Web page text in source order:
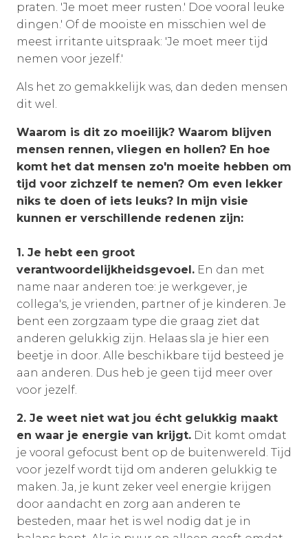
praten. 'Je moet meer rusten.' Doe vooral leuke
dingen.' Of de mooiste en misschien wel de
meest irritante uitspraak: 'Je moet meer tijd
nemen voor jezelf.'
Als het zo gemakkelijk was, dan deden mensen
dit wel.
Waarom is dit zo moeilijk? Waarom blijven
mensen rennen, vliegen en hollen? En hoe
komt het dat mensen zo'n moeite hebben om
tijd voor zichzelf te nemen? Om even lekker
niks te doen of iets leuks? In mijn visie
kunnen er verschillende redenen zijn:
1. Je hebt een groot
verantwoordelijkheidsgevoel. En dan met
name naar anderen toe: je werkgever, je
collega's, je vrienden, partner of je kinderen. Je
bent een zorgzaam type die graag ziet dat
anderen gelukkig zijn. Helaas sla je hier een
beetje in door. Alle beschikbare tijd besteed je
aan anderen. Dus heb je geen tijd meer over
voor jezelf.
2. Je weet niet wat jou écht gelukkig maakt
en waar je energie van krijgt. Dit komt omdat
je vooral gefocust bent op de buitenwereld. Tijd
voor jezelf wordt tijd om anderen gelukkig te
maken. Ja, je kunt zeker veel energie krijgen
door aandacht en zorg aan anderen te
besteden, maar het is wel nodig dat je in